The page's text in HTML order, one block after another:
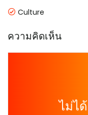
Culture
ความคิดเห็น
ไม่ไ